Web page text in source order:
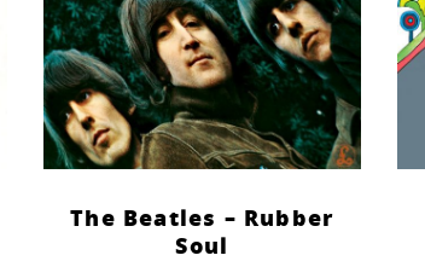
The Beatles – Rubber
Soul